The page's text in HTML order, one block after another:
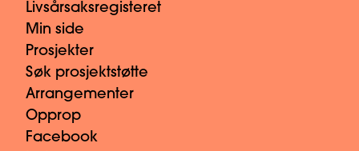
Livsårsaksregisteret
Min side
Prosjekter
Søk prosjektstøtte
Arrangementer
Opprop
Facebook